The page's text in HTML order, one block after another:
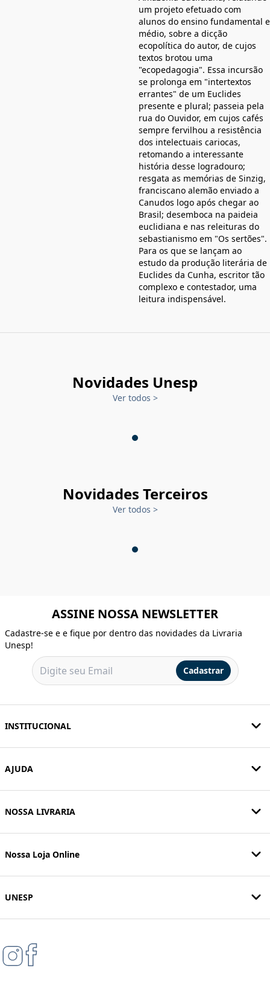
um projeto efetuado com
alunos do ensino fundamental e
médio, sobre a dicção
ecopolítica do autor, de cujos
textos brotou uma
"ecopedagogia". Essa incursão
se prolonga em "intertextos
errantes" de um Euclides
presente e plural; passeia pela
rua do Ouvidor, em cujos cafés
sempre fervilhou a resistência
dos intelectuais cariocas,
retomando a interessante
história desse logradouro;
resgata as memórias de Sinzig,
franciscano alemão enviado a
Canudos logo após chegar ao
Brasil; desemboca na paideia
euclidiana e nas releituras do
sebastianismo em "Os sertões".
Para os que se lançam ao
estudo da produção literária de
Euclides da Cunha, escritor tão
complexo e contestador, uma
leitura indispensável.
Novidades Unesp
Ver todos >
Novidades Terceiros
Ver todos >
ASSINE NOSSA NEWSLETTER
Cadastre-se e e fique por dentro das novidades da Livraria
Unesp!
Cadastrar
INSTITUCIONAL
AJUDA
NOSSA LIVRARIA
Nossa Loja Online
UNESP